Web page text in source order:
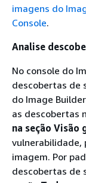
imagens do
Console.
Analise
No console do
descobertas de
do Image
as descobertas
na seção Visão
vulnerabilidade,
imagem. Por
descobertas de